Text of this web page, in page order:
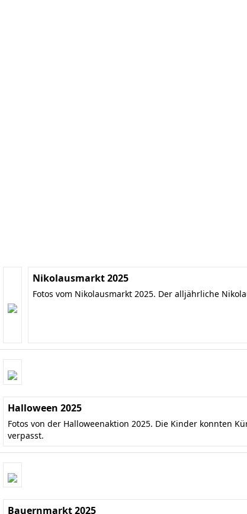
Nikolausmarkt 2025
Fotos vom Nikolausmarkt 2025. Der alljährliche
Halloween 2025
Fotos von der Halloweenaktion 2025. Die Kinder konnten
verpasst.
Bauernmarkt 2025